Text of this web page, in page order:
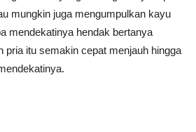
mungkin juga mengumpulkan kayu
mendekatinya hendak bertanya
pria itu semakin cepat menjauh hingga